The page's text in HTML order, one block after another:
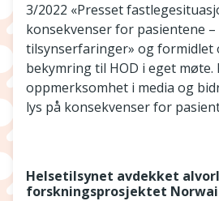
3/2022 «Presset
konsekvenser for pasientene
tilsynserfaringer» og formidlet
bekymring til HOD i eget
oppmerksomhet i media og
lys på konsekvenser for
Helsetilsynet avdekket
forskningsprosjektet